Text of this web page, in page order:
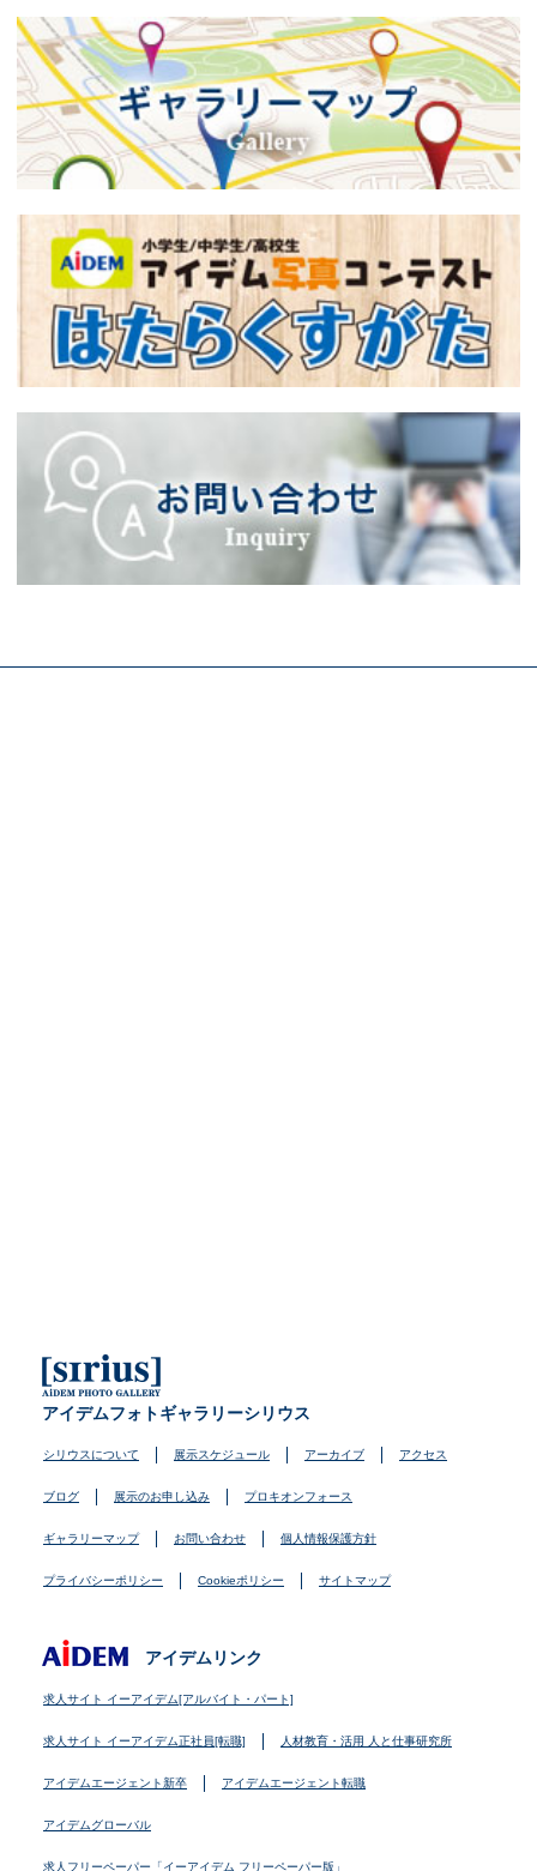
アイデムフォトギャラリーシリウス
シリウスについて 展示スケジュール アーカイブ アクセス
ブログ 展示のお申し込み プロキオンフォース
ギャラリーマップ お問い合わせ 個人情報保護方針
プライバシーポリシー Cookieポリシー サイトマップ
アイデムリンク
求人サイト イーアイデム[アルバイト・パート]
求人サイト イーアイデム正社員[転職] 人材教育・活用 人と仕事研究所
アイデムエージェント新卒 アイデムエージェント転職
アイデムグローバル
求人フリーペーパー「イーアイデム フリーペーパー版」